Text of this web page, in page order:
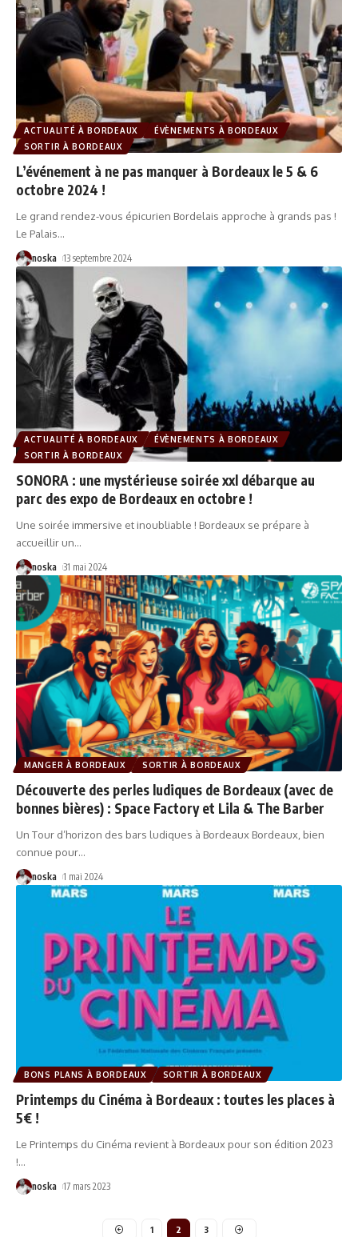
ACTUALITÉ À BORDEAUX
ÉVÈNEMENTS À BORDEAUX
SORTIR À BORDEAUX
L’événement à ne pas manquer à Bordeaux le 5 & 6
octobre 2024 !
Le grand rendez-vous épicurien Bordelais approche à grands pas !
Le Palais…
noska 13 septembre 2024
ACTUALITÉ À BORDEAUX
ÉVÈNEMENTS À BORDEAUX
SORTIR À BORDEAUX
SONORA : une mystérieuse soirée xxl débarque au
parc des expo de Bordeaux en octobre !
Une soirée immersive et inoubliable ! Bordeaux se prépare à
accueillir un…
noska 31 mai 2024
MANGER À BORDEAUX SORTIR À BORDEAUX
Découverte des perles ludiques de Bordeaux (avec de
bonnes bières) : Space Factory et Lila & The Barber
Un Tour d’horizon des bars ludiques à Bordeaux Bordeaux, bien
connue pour…
noska 1 mai 2024
BONS PLANS À BORDEAUX SORTIR À BORDEAUX
Printemps du Cinéma à Bordeaux : toutes les places à
5€ !
Le Printemps du Cinéma revient à Bordeaux pour son édition 2023
!…
noska 17 mars 2023
1 2 3